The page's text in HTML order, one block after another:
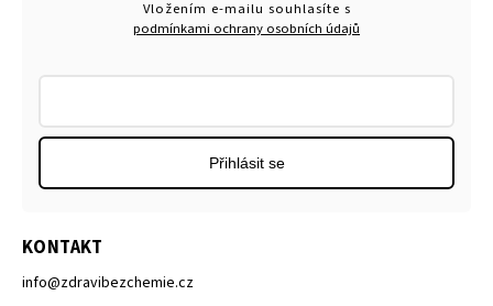
KONTAKT
info@zdravibezchemie.cz
Vložením e-mailu souhlasíte s
podmínkami ochrany osobních údajů
Přihlásit se